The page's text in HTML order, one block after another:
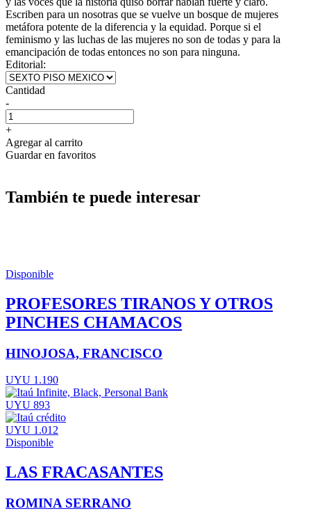
Escriben para un nosotras que se vuelve un bosque de mujeres
metáfora potente de la diferencia y la equidad. Porque si el
feminismo y las luchas de las mujeres no son de todas y para la
emancipación de todas entonces no son para ninguna.
Editorial:
Cantidad
-
+
Agregar al carrito
Guardar en favoritos
También te puede interesar
Disponible
PROFESORES TIRANOS Y OTROS
PINCHES CHAMACOS
HINOJOSA, FRANCISCO
UYU 1.190
UYU 893
UYU 1.012
Disponible
LAS FRACASANTES
ROMINA SERRANO